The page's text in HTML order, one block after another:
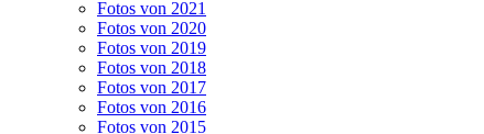
Fotos von 2021
Fotos von 2020
Fotos von 2019
Fotos von 2018
Fotos von 2017
Fotos von 2016
Fotos von 2015